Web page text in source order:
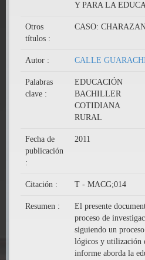
Y PARA LA
Otros
títulos :
CASO:
Autor : CALLE
Palabras
clave :
EDUCACIÓN
BACHILLER
COTIDIANA
RURAL
Fecha de
publicación
:
2011
Citación : T - MACG;014
Resumen :
El presente
proceso de
siguiendo un
lógicos y utilización
informe aborda la